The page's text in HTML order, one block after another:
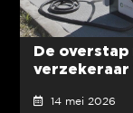
De overstap
verzekeraar
14 mei 2026